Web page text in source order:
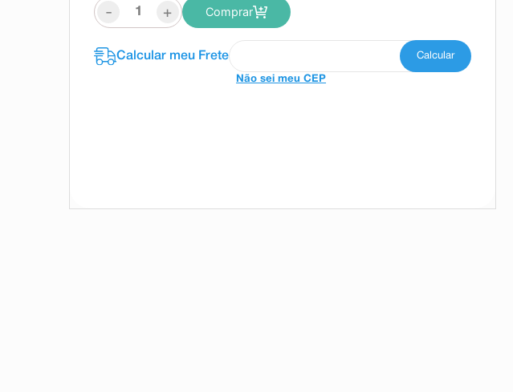
- + Comprar
Não sei meu CEP